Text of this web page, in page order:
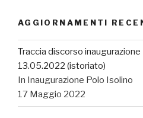
AGGIORNAMENTI
Traccia discorso inaugurazione
13.05.2022 (istoriato)
In Inaugurazione Polo Isolino
17 Maggio 2022